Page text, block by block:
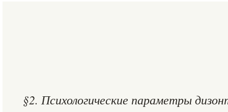
§2. Психологические параметры